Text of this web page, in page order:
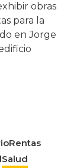
obras
para la
en Jorge
Rentas
Salud